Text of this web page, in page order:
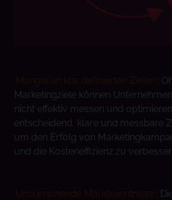
Mangel an klar definierten Zielen :
Marketingziele können
nicht effektiv messen und
entscheidend, klare und messbare
um den Erfolg von
und die Kosteneffizienz zu
Unzureichende Marktkenntnisse :